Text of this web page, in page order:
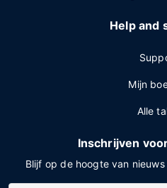
Help and
Mijn
Alle
Inschrijven
Blijf op de hoogte van